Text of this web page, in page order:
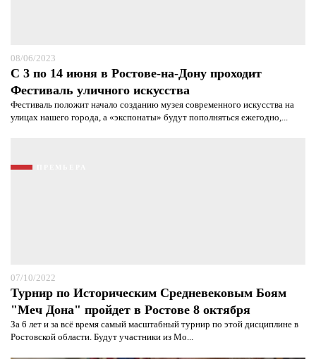
08/06/2023
С 3 по 14 июня в Ростове-на-Дону проходит
Фестиваль уличного искусства
Фестиваль положит начало созданию музея современного искусства на
улицах нашего города, а «экспонаты» будут пополняться ежегодно,...
07/10/2022
Турнир по Историческим Средневековым Боям
"Меч Дона" пройдет в Ростове 8 октября
За 6 лет и за всё время самый масштабный турнир по этой дисциплине в
Ростовской области. Будут участники из Мо...